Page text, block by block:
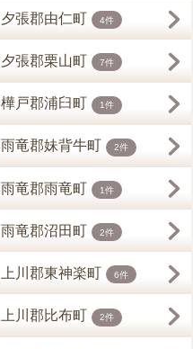
夕張郡由仁町 4件
夕張郡栗山町 7件
樺戸郡浦臼町 1件
雨竜郡妹背牛町 2件
雨竜郡雨竜町 1件
雨竜郡沼田町 2件
上川郡東神楽町 6件
上川郡比布町 2件